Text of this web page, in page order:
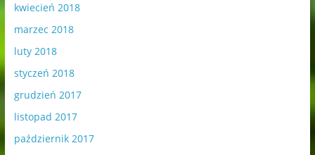
kwiecień 2018
marzec 2018
luty 2018
styczeń 2018
grudzień 2017
listopad 2017
październik 2017